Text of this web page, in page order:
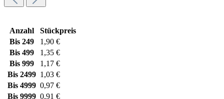
Anzahl
Stückpreis
Bis 249
1,90 €
Bis 499
1,35 €
Bis 999
1,17 €
Bis 2499 1,03 €
Bis 4999 0,97 €
Bis 9999 0,91 €